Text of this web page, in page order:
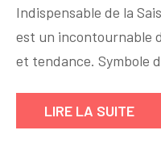
Indispensable de la
est un incontournable
et tendance. Symbole
LIRE LA SUITE